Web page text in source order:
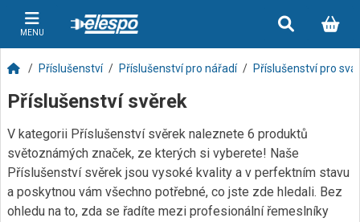
MENU
Příslušenství Příslušenství pro nářadí Příslušenství pro
Příslušenství svěrek
V kategorii Příslušenství svěrek naleznete 6 produktů
světoznámých značek, ze kterých si vyberete! Naše
Příslušenství svěrek jsou vysoké kvality a v perfektním stavu
a poskytnou vám všechno potřebné, co jste zde hledali. Bez
ohledu na to, zda se řadíte mezi profesionální řemeslníky